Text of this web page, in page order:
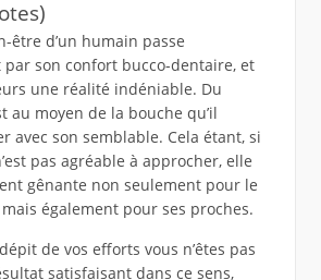
être d’un humain passe
par son confort bucco-dentaire, et
une réalité indéniable. Du
au moyen de la bouche qu’il
avec son semblable. Cela étant, si
pas agréable à approcher, elle
gênante non seulement pour le
également pour ses proches.
de vos efforts vous n’êtes pas
satisfaisant dans ce sens,